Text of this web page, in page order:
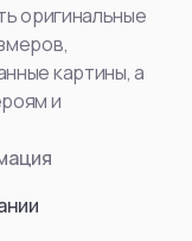
оригинальные
картины, а
и